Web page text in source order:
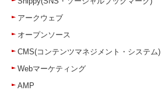
アークウェブ
オープンソース
CMS(コンテンツマネジメント・システム)
Webマーケティング
AMP